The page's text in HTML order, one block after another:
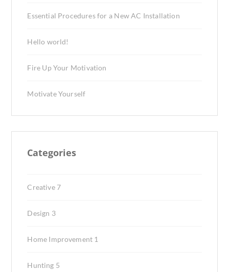
Essential Procedures for a New AC Installation
Hello world!
Fire Up Your Motivation
Motivate Yourself
Categories
Creative7
Design 3
Home Improvement 1
Hunting 5